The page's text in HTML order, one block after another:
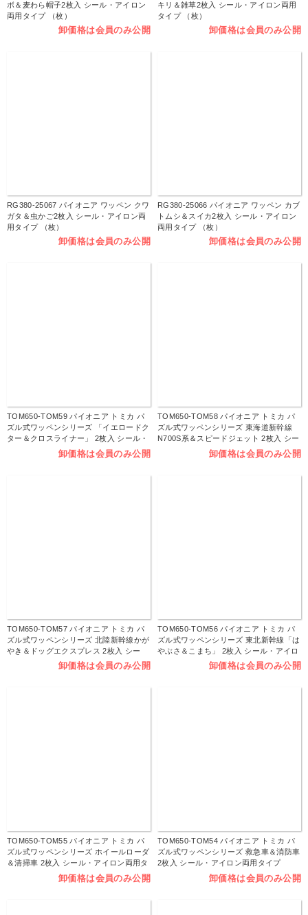
ボ＆麦わら帽子2枚入 シール・アイロン
両用タイプ （枚）
卸価格は会員のみ公開
キリ＆雑草2枚入 シール・アイロン両用
タイプ （枚）
卸価格は会員のみ公開
RG380-25067 パイオニア ワッペン クワ
ガタ＆虫かご2枚入 シール・アイロン両
用タイプ （枚）
卸価格は会員のみ公開
RG380-25066 パイオニア ワッペン カブ
トムシ＆スイカ2枚入 シール・アイロン
両用タイプ （枚）
卸価格は会員のみ公開
TOM650-TOM59 パイオニア トミカ パ
ズル式ワッペンシリーズ 「イエロードク
ター＆クロスライナー」 2枚入 シール・
アイロン両用タイプ （枚）卸価格は会員のみ公開
TOM650-TOM58 パイオニア トミカ パ
ズル式ワッペンシリーズ 東海道新幹線
N700S系＆スピードジェット 2枚入 シー
ル・アイロン両用タイプ （枚）
卸価格は会員のみ公開
TOM650-TOM57 パイオニア トミカ パ
ズル式ワッペンシリーズ 北陸新幹線かが
やき＆ドッグエクスプレス 2枚入 シー
ル・アイロン両用タイプ （枚）
卸価格は会員のみ公開
TOM650-TOM56 パイオニア トミカ パ
ズル式ワッペンシリーズ 東北新幹線「は
やぶさ＆こまち」 2枚入 シール・アイロ
ン両用タイプ （枚）卸価格は会員のみ公開
TOM650-TOM55 パイオニア トミカ パ
ズル式ワッペンシリーズ ホイールローダ
＆清掃車 2枚入 シール・アイロン両用タ
卸価格は会員のみ公開
TOM650-TOM54 パイオニア トミカ パ
ズル式ワッペンシリーズ 救急車＆消防車
2枚入 シール・アイロン両用タイプ
卸価格は会員のみ公開